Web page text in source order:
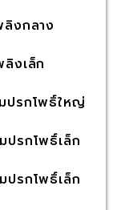
ลาง
เล็ก
โพธิ์ใหญ่
โพธิ์เล็ก
โพธิ์เล็ก